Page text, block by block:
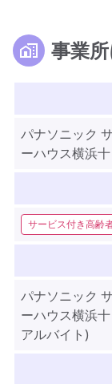
事業
パナソニック
ーハウス横浜
サービス付き高齢
パナソニック
ーハウス横浜
アルバイト)